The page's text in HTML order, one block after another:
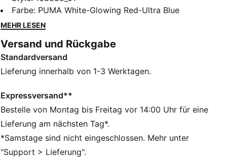
Handballschuhen ACCELERATE, ELIMINATE und
VANTAGE bist du mit dem Game On Pack bereit für
hält.
FEATURES + VORTEILE
Das Obermaterial der Schuhe besteht zu mindestens
Die COURTCAGE Technologie stützt den Mittelfuß
PROFOAM bietet hervorragende Dämpfung und
Rebound
PUMAGRIP Gummilaufsohle maximiert die
multidirektionale Traktion
DETAILS
Farbe: PUMA White-Glowing Red-Ultra Blue
MEHR LESEN
Versand und Rückgabe
Standardversand
Lieferung innerhalb von 1-3 Werktagen.
Expressversand**
Bestelle von Montag bis Freitag vor 14:00 Uhr für eine
Lieferung am nächsten Tag*.
*Samstage sind nicht eingeschlossen. Mehr unter
"Support > Lieferung".